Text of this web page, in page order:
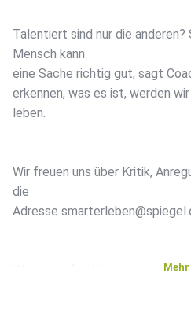
Talentiert sind nur die
Mensch kann
eine Sache richtig gut, sagt
erkennen, was es ist, werden
leben.
Wir freuen uns über Kritik,
die
Adresse
Mehr